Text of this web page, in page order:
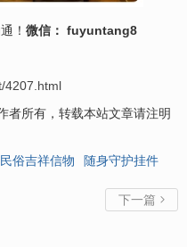
！ 微信： fuyuntang8
4207.html
者所有，转载本站文章请注明
民俗吉祥信物 随身守护挂件
下一篇 